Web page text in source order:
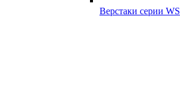
Верстаки серии WS